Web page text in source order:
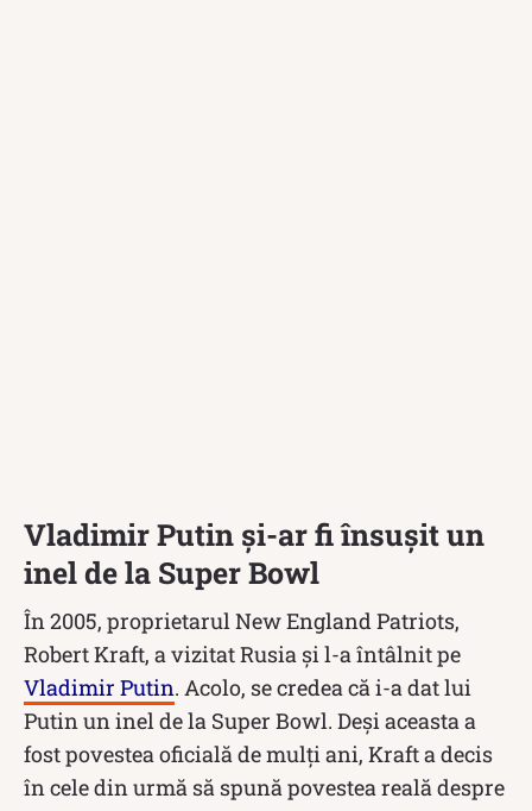
Vladimir Putin și-ar fi însușit un
inel de la Super Bowl
În 2005, proprietarul New England Patriots,
Robert Kraft, a vizitat Rusia și l-a întâlnit pe
Vladimir Putin. Acolo, se credea că i-a dat lui
Putin un inel de la Super Bowl. Deși aceasta a
fost povestea oficială de mulți ani, Kraft a decis
în cele din urmă să spună povestea reală despre